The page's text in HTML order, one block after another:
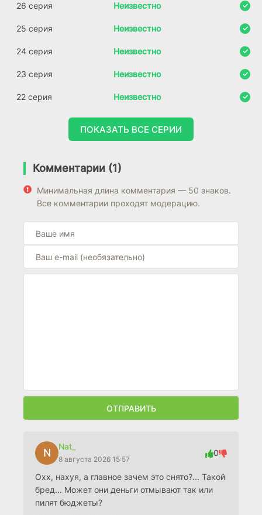
26 серия Неизвестно
25 серия Неизвестно
24 серия Неизвестно
23 серия Неизвестно
22 серия Неизвестно
ПОКАЗАТЬ ВСЕ СЕРИИ
Комментарии (1)
Минимальная длина комментария — 50 знаков.
Все комментарии проходят модерацию.
ОТПРАВИТЬ
N
Nat_
8 августа 2026 15:57
0
Охх, нахуя, а главное зачем это снято?... Такой
бред... Может они деньги отмывают так или
пилят бюджеты?